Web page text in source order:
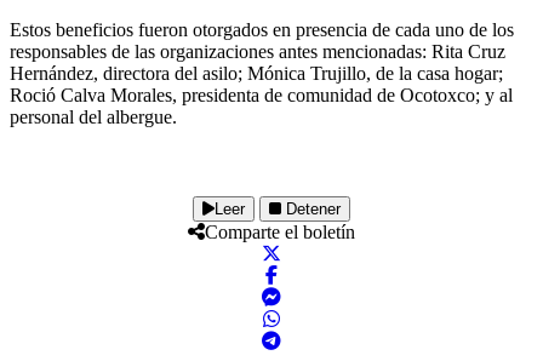
Estos beneficios fueron otorgados en presencia de cada uno de los
responsables de las organizaciones antes mencionadas: Rita Cruz
Hernández, directora del asilo; Mónica Trujillo, de la casa hogar;
Roció Calva Morales, presidenta de comunidad de Ocotoxco; y al
personal del albergue.
Leer Detener
Comparte el boletín